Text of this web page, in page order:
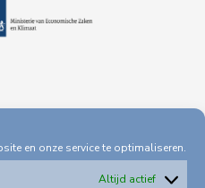
en onze service te optimaliseren.
Altijd actief